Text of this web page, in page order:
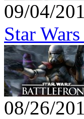
09/04/
Star
08/26/